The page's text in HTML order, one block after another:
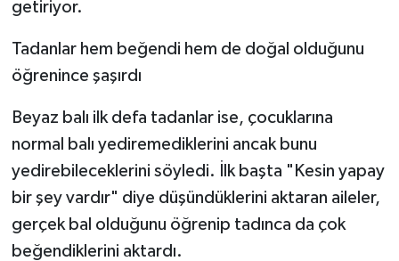
getiriyor.
Tadanlar hem beğendi hem de doğal olduğunu
öğrenince şaşırdı
Beyaz balı ilk defa tadanlar ise, çocuklarına
normal balı yediremediklerini ancak bunu
yedirebileceklerini söyledi. İlk başta "Kesin yapay
bir şey vardır" diye düşündüklerini aktaran aileler,
gerçek bal olduğunu öğrenip tadınca da çok
beğendiklerini aktardı.